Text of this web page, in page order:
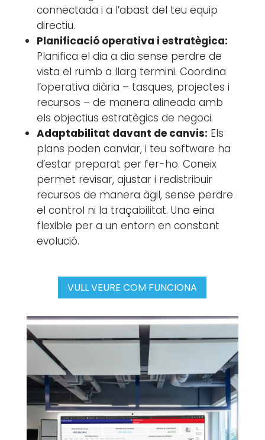
connectada i a l’abast del teu equip
directiu.
Planificació operativa i estratègica:
Planifica el dia a dia sense perdre de
vista el rumb a llarg termini. Coordina
l’operativa diària – tasques, projectes i
recursos – de manera alineada amb
els objectius estratègics de negoci.
Adaptabilitat davant de canvis: Els
plans poden canviar, i teu software ha
d’estar preparat per fer-ho. Coneix
permet revisar, ajustar i redistribuir
recursos de manera àgil, sense perdre
el control ni la traçabilitat. Una eina
flexible per a un entorn en constant
evolució.
VULL VEURE COM FUNCIONA